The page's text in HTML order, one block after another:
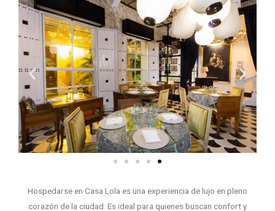
Hospedarse en Casa Lola es una experiencia de lujo en pleno
corazón de la ciudad. Es ideal para quienes buscan confort y